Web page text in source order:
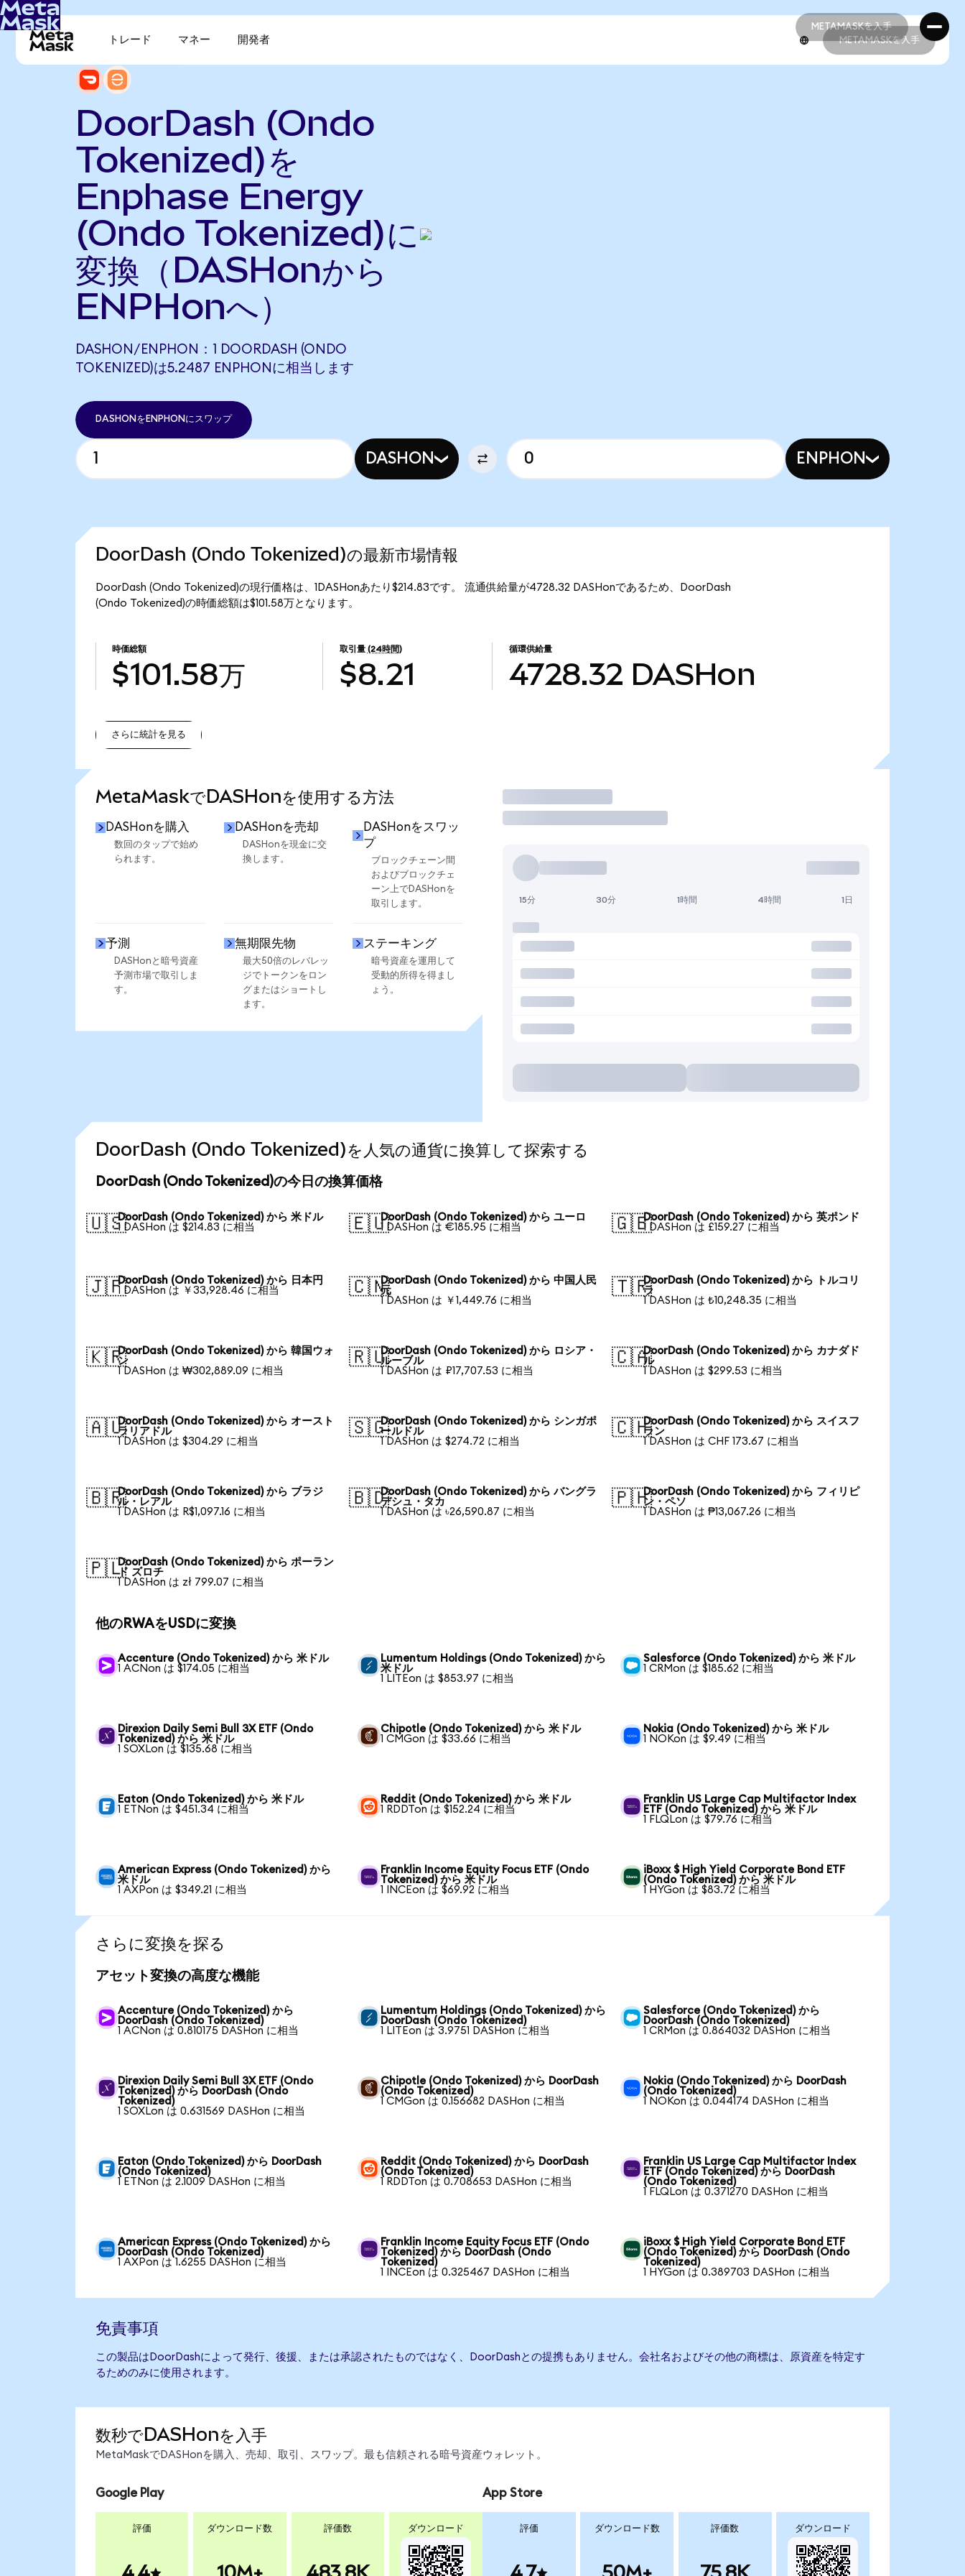
METAMASKを入手
METAMASKを入手
トレード マネー 開発者 METAMASKを入手
DoorDash (Ondo
Tokenized)を
Enphase Energy
(Ondo Tokenized)に
変換（DASHonから
ENPHonへ）
DASHON/ENPHON：1 DOORDASH (ONDO
TOKENIZED)は5.2487 ENPHONに相当します
DASHONをENPHONにスワップ
DASHON ENPHON
DoorDash (Ondo Tokenized)の最新市場情報
DoorDash (Ondo Tokenized)の現行価格は、1DASHonあたり$214.83です。 流通供給量が4728.32 DASHonであるため、DoorDash
(Ondo Tokenized)の時価総額は$101.58万となります。
時価総額
$101.58万
取引量 (24時間)
$8.21
循環供給量
4728.32 DASHon
さらに統計を見る
MetaMaskでDASHonを使用する方法
DASHonを購入
数回のタップで始め
られます。
DASHonを売却
DASHonを現金に交
換します。
DASHonをスワッ
プ
ブロックチェーン間
およびブロックチェ
ーン上でDASHonを
取引します。
予測
DASHonと暗号資産
予測市場で取引しま
す。
無期限先物
最大50倍のレバレッ
ジでトークンをロン
グまたはショートし
ます。
ステーキング
暗号資産を運用して
受動的所得を得まし
ょう。
取引
15分 30分 1時間 4時間 1日
DoorDash (Ondo Tokenized)を人気の通貨に換算して探索する
DoorDash (Ondo Tokenized)の今日の換算価格
🇺🇸DoorDash (Ondo Tokenized) から 米ドル
1 DASHon は $214.83 に相当
🇪🇺DoorDash (Ondo Tokenized) から ユーロ
1 DASHon は €185.95 に相当
🇬🇧DoorDash (Ondo Tokenized) から 英ポンド
1 DASHon は £159.27 に相当
🇯🇵DoorDash (Ondo Tokenized) から 日本円
1 DASHon は ￥33,928.46 に相当
🇨🇳DoorDash (Ondo Tokenized) から 中国人民
元
1 DASHon は ￥1,449.76 に相当
🇹🇷DoorDash (Ondo Tokenized) から トルコリ
ラ
1 DASHon は ₺10,248.35 に相当
🇰🇷DoorDash (Ondo Tokenized) から 韓国ウォ
ン
1 DASHon は ₩302,889.09 に相当
🇷🇺DoorDash (Ondo Tokenized) から ロシア・
ルーブル
1 DASHon は ₽17,707.53 に相当
🇨🇦DoorDash (Ondo Tokenized) から カナダド
ル
1 DASHon は $299.53 に相当
🇦🇺DoorDash (Ondo Tokenized) から オースト
ラリアドル
1 DASHon は $304.29 に相当
🇸🇬DoorDash (Ondo Tokenized) から シンガポ
ールドル
1 DASHon は $274.72 に相当
🇨🇭DoorDash (Ondo Tokenized) から スイスフ
ラン
1 DASHon は CHF 173.67 に相当
🇧🇷DoorDash (Ondo Tokenized) から ブラジ
ル・レアル
1 DASHon は R$1,097.16 に相当
🇧🇩DoorDash (Ondo Tokenized) から バングラ
デシュ・タカ
1 DASHon は ৳26,590.87 に相当
🇵🇭DoorDash (Ondo Tokenized) から フィリピ
ン・ペソ
1 DASHon は ₱13,067.26 に相当
🇵🇱DoorDash (Ondo Tokenized) から ポーラン
ド ズロチ
1 DASHon は zł 799.07 に相当
他のRWAをUSDに変換
Accenture (Ondo Tokenized) から 米ドル
1 ACNon は $174.05 に相当
Lumentum Holdings (Ondo Tokenized) から
米ドル
1 LITEon は $853.97 に相当
Salesforce (Ondo Tokenized) から 米ドル
1 CRMon は $185.62 に相当
Direxion Daily Semi Bull 3X ETF (Ondo
Tokenized) から 米ドル
1 SOXLon は $135.68 に相当
Chipotle (Ondo Tokenized) から 米ドル
1 CMGon は $33.66 に相当
Nokia (Ondo Tokenized) から 米ドル
1 NOKon は $9.49 に相当
Eaton (Ondo Tokenized) から 米ドル
1 ETNon は $451.34 に相当
Reddit (Ondo Tokenized) から 米ドル
1 RDDTon は $152.24 に相当
Franklin US Large Cap Multifactor Index
ETF (Ondo Tokenized) から 米ドル
1 FLQLon は $79.76 に相当
American Express (Ondo Tokenized) から
米ドル
1 AXPon は $349.21 に相当
Franklin Income Equity Focus ETF (Ondo
Tokenized) から 米ドル
1 INCEon は $69.92 に相当
iBoxx $ High Yield Corporate Bond ETF
(Ondo Tokenized) から 米ドル
1 HYGon は $83.72 に相当
さらに変換を探る
アセット変換の高度な機能
Accenture (Ondo Tokenized) から
DoorDash (Ondo Tokenized)
1 ACNon は 0.810175 DASHon に相当
Lumentum Holdings (Ondo Tokenized) から
DoorDash (Ondo Tokenized)
1 LITEon は 3.9751 DASHon に相当
Salesforce (Ondo Tokenized) から
DoorDash (Ondo Tokenized)
1 CRMon は 0.864032 DASHon に相当
Direxion Daily Semi Bull 3X ETF (Ondo
Tokenized) から DoorDash (Ondo
Tokenized)
1 SOXLon は 0.631569 DASHon に相当
Chipotle (Ondo Tokenized) から DoorDash
(Ondo Tokenized)
1 CMGon は 0.156682 DASHon に相当
Nokia (Ondo Tokenized) から DoorDash
(Ondo Tokenized)
1 NOKon は 0.044174 DASHon に相当
Eaton (Ondo Tokenized) から DoorDash
(Ondo Tokenized)
1 ETNon は 2.1009 DASHon に相当
Reddit (Ondo Tokenized) から DoorDash
(Ondo Tokenized)
1 RDDTon は 0.708653 DASHon に相当
Franklin US Large Cap Multifactor Index
ETF (Ondo Tokenized) から DoorDash
(Ondo Tokenized)
1 FLQLon は 0.371270 DASHon に相当
American Express (Ondo Tokenized) から
DoorDash (Ondo Tokenized)
1 AXPon は 1.6255 DASHon に相当
Franklin Income Equity Focus ETF (Ondo
Tokenized) から DoorDash (Ondo
Tokenized)
1 INCEon は 0.325467 DASHon に相当
iBoxx $ High Yield Corporate Bond ETF
(Ondo Tokenized) から DoorDash (Ondo
Tokenized)
1 HYGon は 0.389703 DASHon に相当
免責事項
この製品はDoorDashによって発行、後援、または承認されたものではなく、DoorDashとの提携もありません。会社名およびその他の商標は、原資産を特定す
るためのみに使用されます。
数秒でDASHonを入手
MetaMaskでDASHonを購入、売却、取引、スワップ。最も信頼される暗号資産ウォレット。
Google Play
評価 ダウンロード数 評価数 ダウンロード
App Store
評価 ダウンロード数 評価数 ダウンロード